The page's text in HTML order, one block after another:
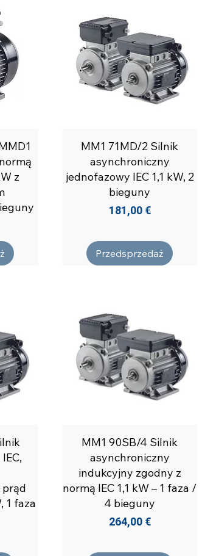
z
MM1 71MD/2 Silnik
asynchroniczny
jednofazowy IEC 1,1 kW, 2
bieguny
Cena
181,00 €
Przedsprzedaż
prąd
1 faza
MM1 90SB/4 Silnik
asynchroniczny
indukcyjny zgodny z
normą IEC 1,1 kW – 1 faza /
4 bieguny
Cena
264,00 €